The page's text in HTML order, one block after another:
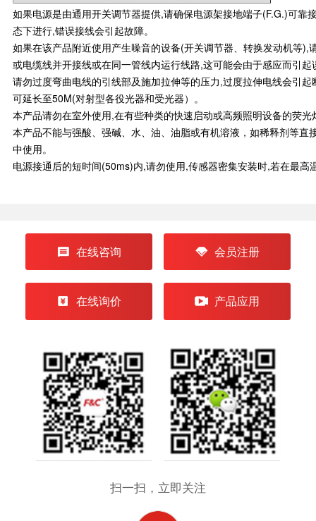
如果电源是由通用开关调节器提供,请确保电源架接地端子(F.G.)可
态下进行,错误接线会引起故障。
如果在该产品附近使用产生噪音的设备(开关调节器、转换发动机等
或电缆线并开接线或在同一管线内运行线路,这可能会由于感应而引起
请勿过度弯曲电线的引线部及施加拉伸等的压力,过度拉伸电线会引
可延长至50M(对射型各役光器和受光器）。
本产品请勿在室外使用,在有些种类的快速启动或高频照明设备的荧
本产品不能与强酸、强碱、水、油、油脂或有机溶液，如稀释剂等
中使用。
电源接通后的短时间(50ms)内,请勿使用,传感器密集安装时,若在最高
在线咨询 会员注册
在线询价 产品应用
扫一扫，立即关注